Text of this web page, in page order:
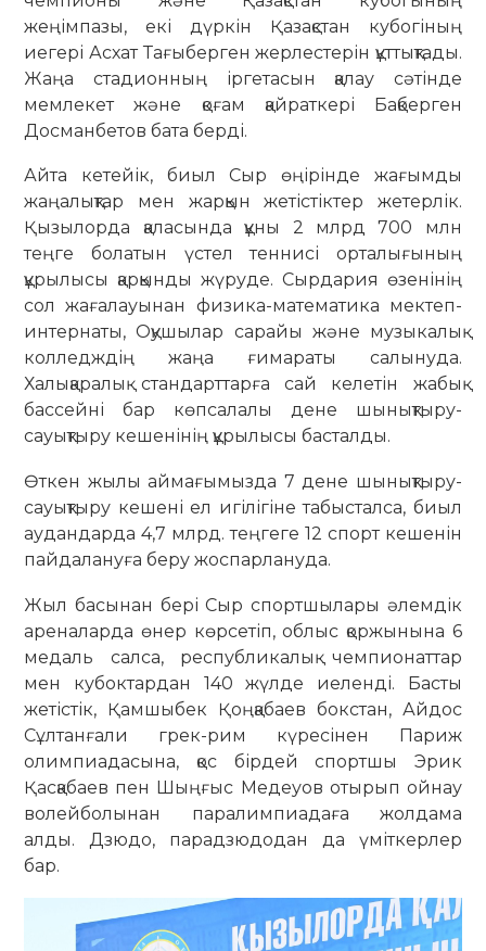
жеңімпазы, екі дүркін Қазақстан кубогіның
иегері Асхат Тағыберген жерлестерін құттықтады.
Жаңа стадионның іргетасын қалау сәтінде
мемлекет және қоғам қайраткері Бақберген
Досманбетов бата берді.
Айта кетейік, биыл Сыр өңірінде жағымды
жаңалықтар мен жарқын жетістіктер жетерлік.
Қызылорда қаласында құны 2 млрд 700 млн
теңге болатын үстел теннисі орталығының
құрылысы қарқынды жүруде. Сырдария өзенінің
сол жағалауынан физика-математика мектеп-
интернаты, Оқушылар сарайы және музыкалық
колледждің жаңа ғимараты салынуда.
Халықаралық стандарттарға сай келетін жабық
бассейні бар көпсалалы дене шынықтыру-
сауықтыру кешенінің құрылысы басталды.
Өткен жылы аймағымызда 7 дене шынықтыру-
сауықтыру кешені ел игілігіне табысталса, биыл
аудандарда 4,7 млрд. теңгеге 12 спорт кешенін
пайдалануға беру жоспарлануда.
Жыл басынан бері Сыр спортшылары әлемдік
ареналарда өнер көрсетіп, облыс қоржынына 6
медаль салса, республикалық чемпионаттар
мен кубоктардан 140 жүлде иеленді. Басты
жетістік, Қамшыбек Қоңқабаев бокстан, Айдос
Сұлтанғали грек-рим күресінен Париж
олимпиадасына, қос бірдей спортшы Эрик
Қасқабаев пен Шыңғыс Медеуов отырып ойнау
волейболынан паралимпиадаға жолдама
алды. Дзюдо, парадзюдодан да үміткерлер
бар.